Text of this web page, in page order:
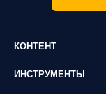
КОНТЕНТ
ИНСТРУМЕНТЫ